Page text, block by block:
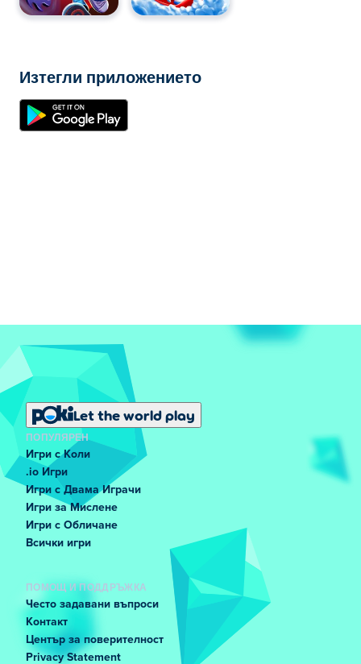
Изтегли приложението
Let the world play
ПОПУЛЯРЕН
Игри с Коли
.io Игри
Игри с Двама Играчи
Игри за Мислене
Игри с Обличане
Всички игри
ПОМОЩ И ПОДДРЪЖКА
Често задавани въпроси
Контакт
Център за поверителност
Privacy Statement